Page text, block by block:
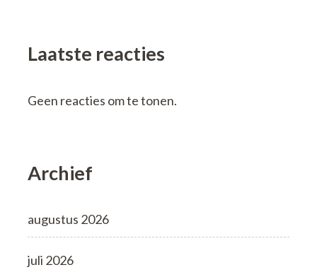
Laatste reacties
Geen reacties om te tonen.
Archief
augustus 2026
juli 2026